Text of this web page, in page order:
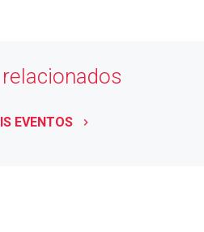
keyboard_arrow_right
EVENTOS